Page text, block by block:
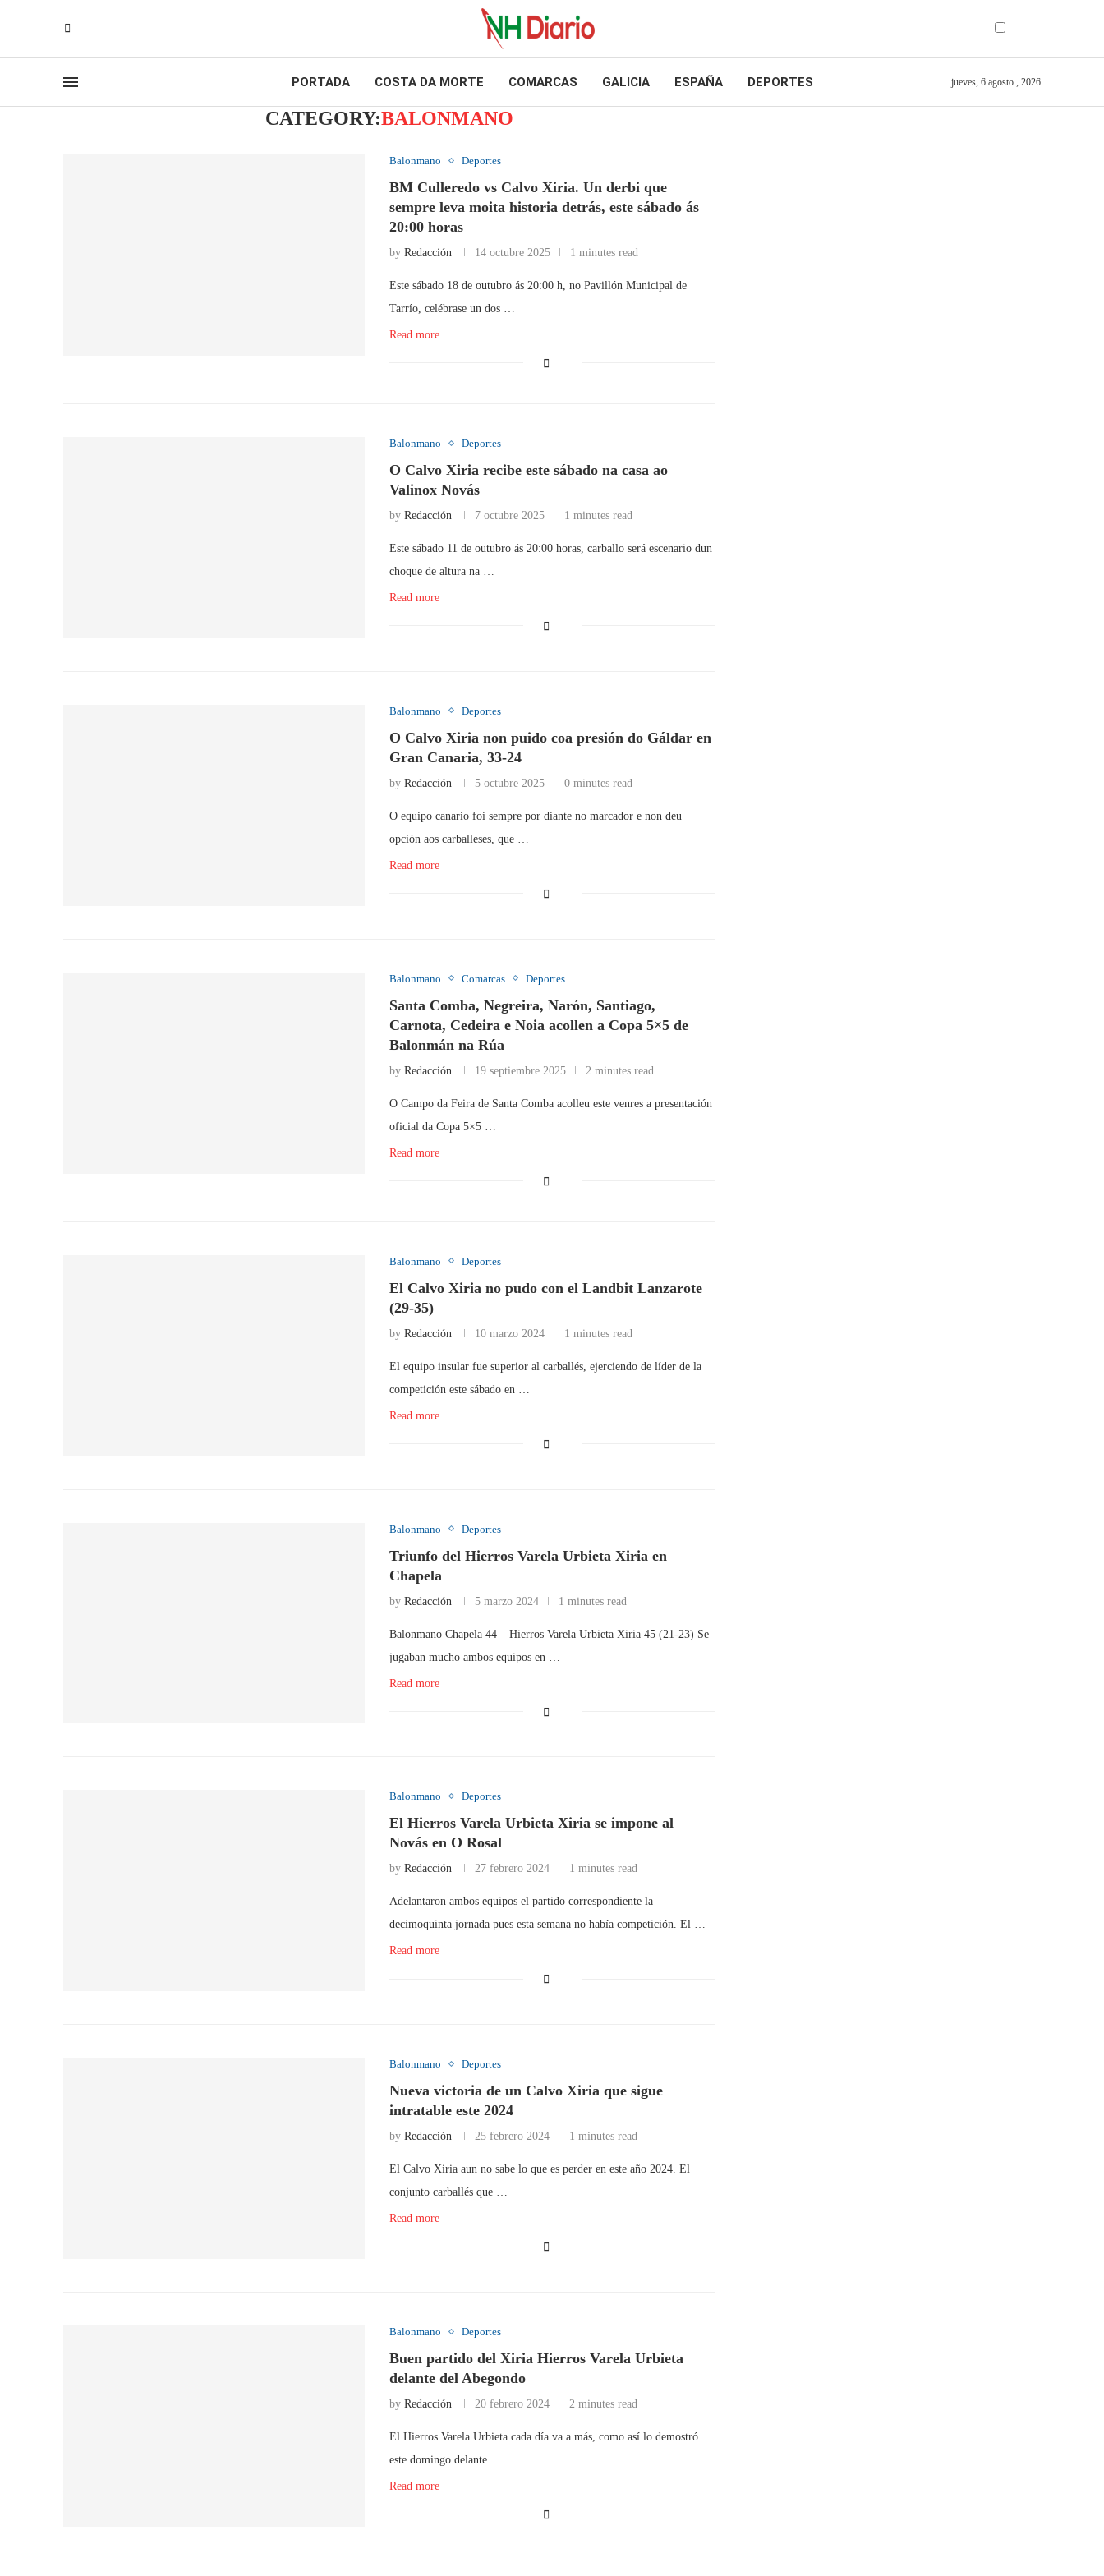
PORTADA COSTA DA MORTE COMARCAS GALICIA ESPAÑA DEPORTES jueves, 6 agosto , 2026
CATEGORY:BALONMANO
Balonmano Deportes
BM Culleredo vs Calvo Xiria. Un derbi que
sempre leva moita historia detrás, este sábado ás
20:00 horas
byRedacción 14 octubre 2025 1 minutes read
Este sábado 18 de outubro ás 20:00 h, no Pavillón Municipal de
Tarrío, celébrase un dos …
Read more
Balonmano Deportes
O Calvo Xiria recibe este sábado na casa ao
Valinox Novás
byRedacción 7 octubre 2025 1 minutes read
Este sábado 11 de outubro ás 20:00 horas, carballo será escenario dun
choque de altura na …
Read more
Balonmano Deportes
O Calvo Xiria non puido coa presión do Gáldar en
Gran Canaria, 33-24
byRedacción 5 octubre 2025 0 minutes read
O equipo canario foi sempre por diante no marcador e non deu
opción aos carballeses, que …
Read more
Balonmano Comarcas Deportes
Santa Comba, Negreira, Narón, Santiago,
Carnota, Cedeira e Noia acollen a Copa 5×5 de
Balonmán na Rúa
byRedacción 19 septiembre 2025 2 minutes read
O Campo da Feira de Santa Comba acolleu este venres a presentación
oficial da Copa 5×5 …
Read more
Balonmano Deportes
El Calvo Xiria no pudo con el Landbit Lanzarote
(29-35)
byRedacción 10 marzo 2024 1 minutes read
El equipo insular fue superior al carballés, ejerciendo de líder de la
competición este sábado en …
Read more
Balonmano Deportes
Triunfo del Hierros Varela Urbieta Xiria en
Chapela
byRedacción 5 marzo 2024 1 minutes read
Balonmano Chapela 44 – Hierros Varela Urbieta Xiria 45 (21-23) Se
jugaban mucho ambos equipos en …
Read more
Balonmano Deportes
El Hierros Varela Urbieta Xiria se impone al
Novás en O Rosal
byRedacción 27 febrero 2024 1 minutes read
Adelantaron ambos equipos el partido correspondiente la
decimoquinta jornada pues esta semana no había competición. El …
Read more
Balonmano Deportes
Nueva victoria de un Calvo Xiria que sigue
intratable este 2024
byRedacción 25 febrero 2024 1 minutes read
El Calvo Xiria aun no sabe lo que es perder en este año 2024. El
conjunto carballés que …
Read more
Balonmano Deportes
Buen partido del Xiria Hierros Varela Urbieta
delante del Abegondo
byRedacción 20 febrero 2024 2 minutes read
El Hierros Varela Urbieta cada día va a más, como así lo demostró
este domingo delante …
Read more